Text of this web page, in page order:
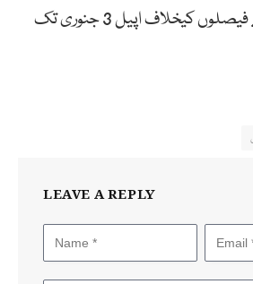
گی۔ ریٹرننگ افسر کے فیصلوں کیخلاف اپیل 3 جنوری تک
LEAVE A REPLY